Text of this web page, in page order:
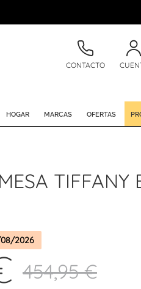
CONTACTO
HOGAR MARCAS OFERTAS
TIFFANY
2026
454,95 €